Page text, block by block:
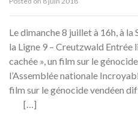
Le dimanche 8 juillet à 16h, à
la Ligne 9 – Creutzwald Entrée
cachée », un film sur le
l’Assemblée nationale
film sur le génocide vendéen
[…]